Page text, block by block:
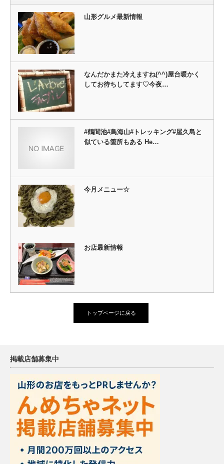
山形グルメ最新情報
なんだかまた冷えますね(^^)屋台暖かく
してお待ちしてます♡今夜…
#鶴間池#鳥海山#トレッキング#屋久島と
似ている箇所もある He…
今月メニュー☆
お店最新情報
トップページに戻る
掲載店舗募集中